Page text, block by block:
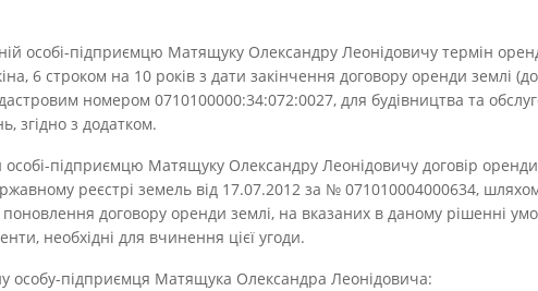
особі-підприємцю Матящуку Олександру Леонідовичу термін
6 строком на 10 років з дати закінчення договору оренди землі
номером 0710100000:34:072:0027, для будівництва та
згідно з додатком.
підприємцю Матящуку Олександру Леонідовичу договір оренди
реєстрі земель від 17.07.2012 за № 071010004000634,
поновлення договору оренди землі, на вказаних в даному рішенні
необхідні для вчинення цієї угоди.
особу-підприємця Матящука Олександра Леонідовича: